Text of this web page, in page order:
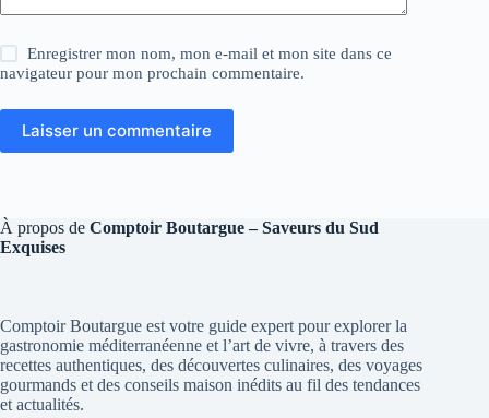
Enregistrer mon nom, mon e-mail et mon site dans ce
navigateur pour mon prochain commentaire.
Laisser un commentaire
À propos de Comptoir Boutargue – Saveurs du Sud
Exquises
Comptoir Boutargue est votre guide expert pour explorer la
gastronomie méditerranéenne et l’art de vivre, à travers des
recettes authentiques, des découvertes culinaires, des voyages
gourmands et des conseils maison inédits au fil des tendances
et actualités.